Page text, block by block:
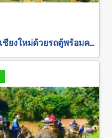
เที่ยวเชียงใหม่ด้วยรถตู้พร้อมคนขับ "อุทยานแห่งชาติ-สวนดอกไม้"